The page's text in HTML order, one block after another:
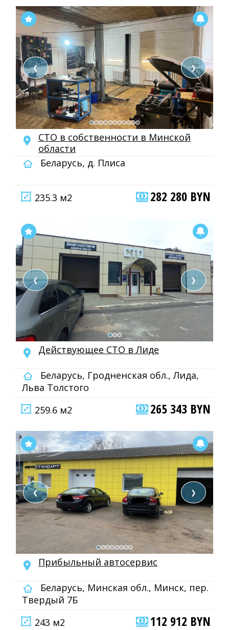
❮ ❯
СТО в собственности в Минской
области
Беларусь, д. Плиса
235.3 м2 282 280 BYN
❮ ❯
Действующее СТО в Лиде
Беларусь, Гродненская обл., Лида,
Льва Толстого
259.6 м2
265 343 BYN
❮ ❯
Прибыльный автосервис
Беларусь, Минская обл., Минск, пер.
Твердый 7Б
243 м2
112 912 BYN